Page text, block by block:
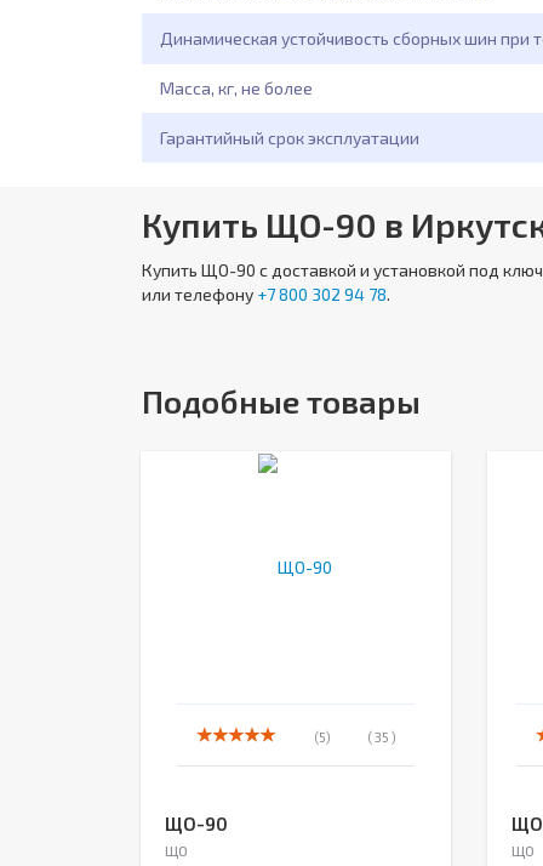
Динамическая устойчивость сборных шин при
Масса, кг, не более
Гарантийный срок эксплуатации
Купить ЩО-90 в
Купить ЩО-90 с доставкой и установкой под
или телефону +7 800 302 94 78.
Подобные товары
(5) ( 35 )
ЩО-90
ЩО ЩО